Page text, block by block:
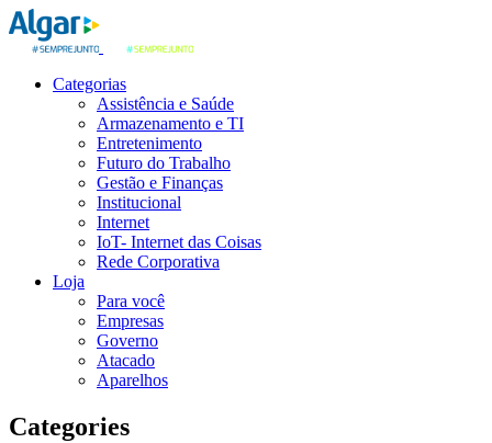
Categorias
Assistência e Saúde
Armazenamento e TI
Entretenimento
Futuro do Trabalho
Gestão e Finanças
Institucional
Internet
IoT- Internet das Coisas
Rede Corporativa
Loja
Para você
Empresas
Governo
Atacado
Aparelhos
Categories